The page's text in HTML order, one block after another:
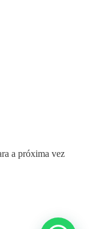
a próxima vez